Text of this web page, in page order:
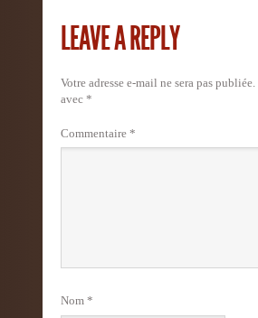
LEAVE A REPLY
Votre adresse e-mail ne sera pas publiée.
avec *
Commentaire *
Nom *